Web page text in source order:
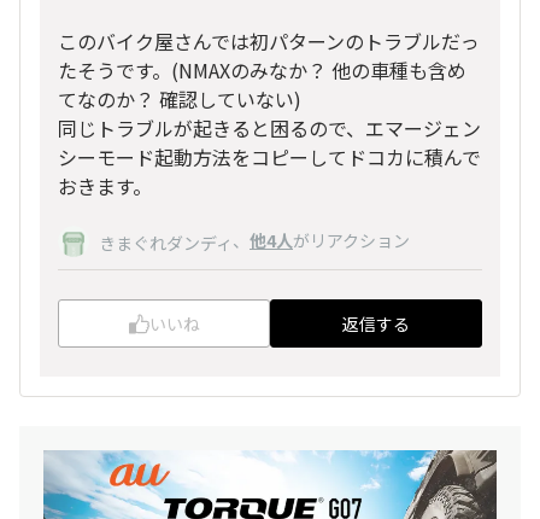
このバイク屋さんでは初パターンのトラブルだっ
たそうです。(NMAXのみなか？ 他の車種も含め
てなのか？ 確認していない)
同じトラブルが起きると困るので、エマージェン
シーモード起動方法をコピーしてドコカに積んで
おきます。
きまぐれダンディ 、 他4人がリアクション
いいね 返信する